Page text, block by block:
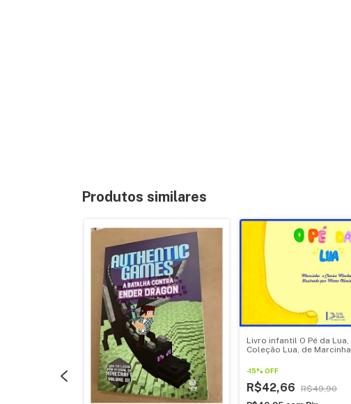
Produtos similares
Livro infantil O Pé da Lua,
Coleção Lua, de Marcinha
-15%OFF
R$42,66
R$49,90